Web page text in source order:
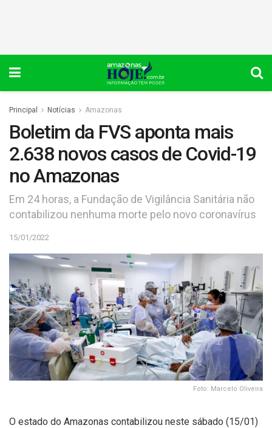
Principal Notícias Amazonas
Boletim da FVS aponta mais
2.638 novos casos de Covid-19
no Amazonas
Em 24 horas, a Fundação de Vigilância Sanitária não
contabilizou nenhuma morte pelo novo coronavírus
15/01/2022
Foto: Marcelo Oliveira
O estado do Amazonas contabilizou neste sábado (15/01)